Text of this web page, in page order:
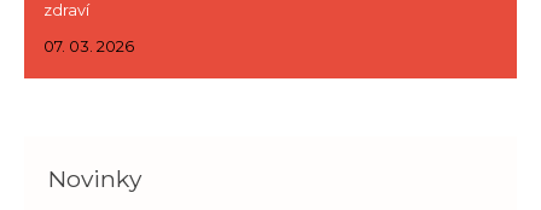
zdraví
07. 03. 2026
Novinky